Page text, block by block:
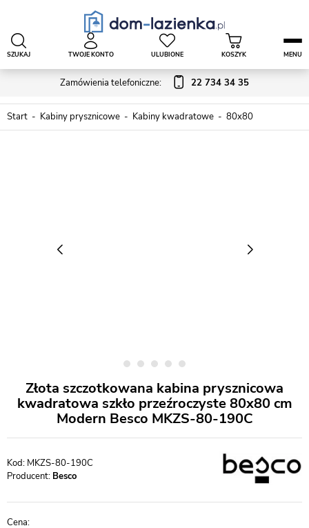
Zamówienia telefoniczne: 22 734 34 35
SZUKAJ TWOJE KONTO ULUBIONE KOSZYK MENU
Start Kabiny prysznicowe Kabiny kwadratowe 80x80
Złota szczotkowana kabina prysznicowa
kwadratowa szkło przeźroczyste 80x80 cm
Modern Besco MKZS-80-190C
MKZS-80-190C
Producent: Besco